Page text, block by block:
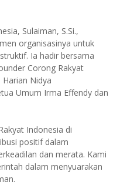
Sulaiman, S.Si.,
organisasinya untuk
Ia hadir bersama
Corong Rakyat
Nidya
Umum Irma Effendy dan
Indonesia di
positif dalam
dan merata. Kami
dalam menyuarakan